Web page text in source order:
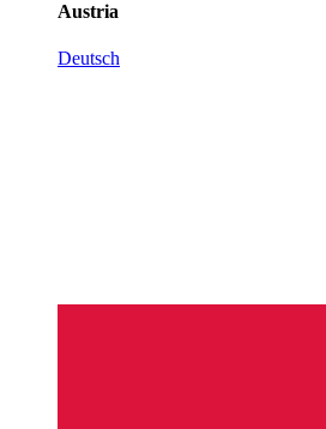
Austria
Deutsch